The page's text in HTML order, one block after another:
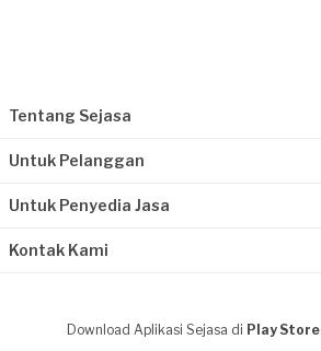
Tentang Sejasa
Untuk Pelanggan
Untuk Penyedia Jasa
Kontak Kami
Download Aplikasi Sejasa di Play Store